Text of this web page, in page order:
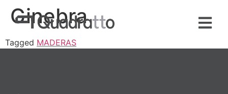
Ginebra
Tagged MADERAS